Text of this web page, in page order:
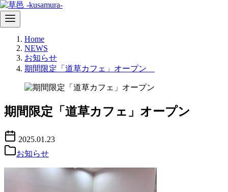
動
Home
NEWS
お知らせ
期間限定「道草カフェ」オープン
期間限定「道草カフェ」オープン
2025.01.23
お知らせ